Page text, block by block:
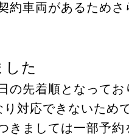
約車両があるため
した
の先着順となってお
対応できないため
きましては一部予約